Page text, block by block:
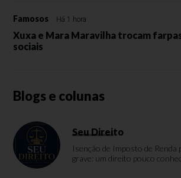
Famosos Há 1 hora
Xuxa e Mara Maravilha trocam
sociais
Blogs e colunas
Seu Direito
Isenção de Imposto de Renda
grave: um direito pouco